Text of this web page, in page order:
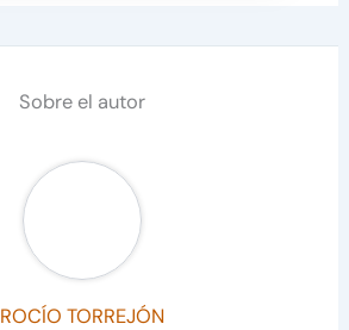
Sobre el autor
ROCÍO TORREJÓN